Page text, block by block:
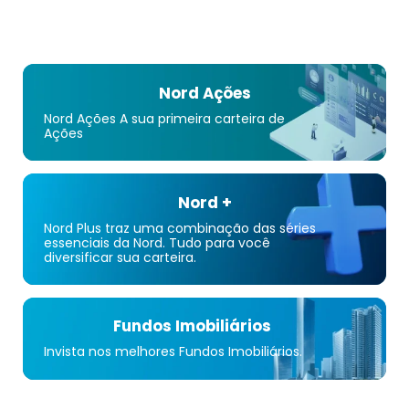
Nord Ações
Nord Ações A sua primeira carteira de
Ações
Nord +
Nord Plus traz uma combinação das séries
essenciais da Nord. Tudo para você
diversificar sua carteira.
Fundos Imobiliários
Invista nos melhores Fundos Imobiliários.